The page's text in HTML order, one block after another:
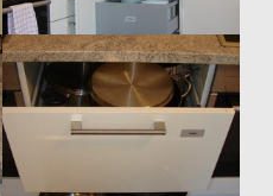
Show larger version